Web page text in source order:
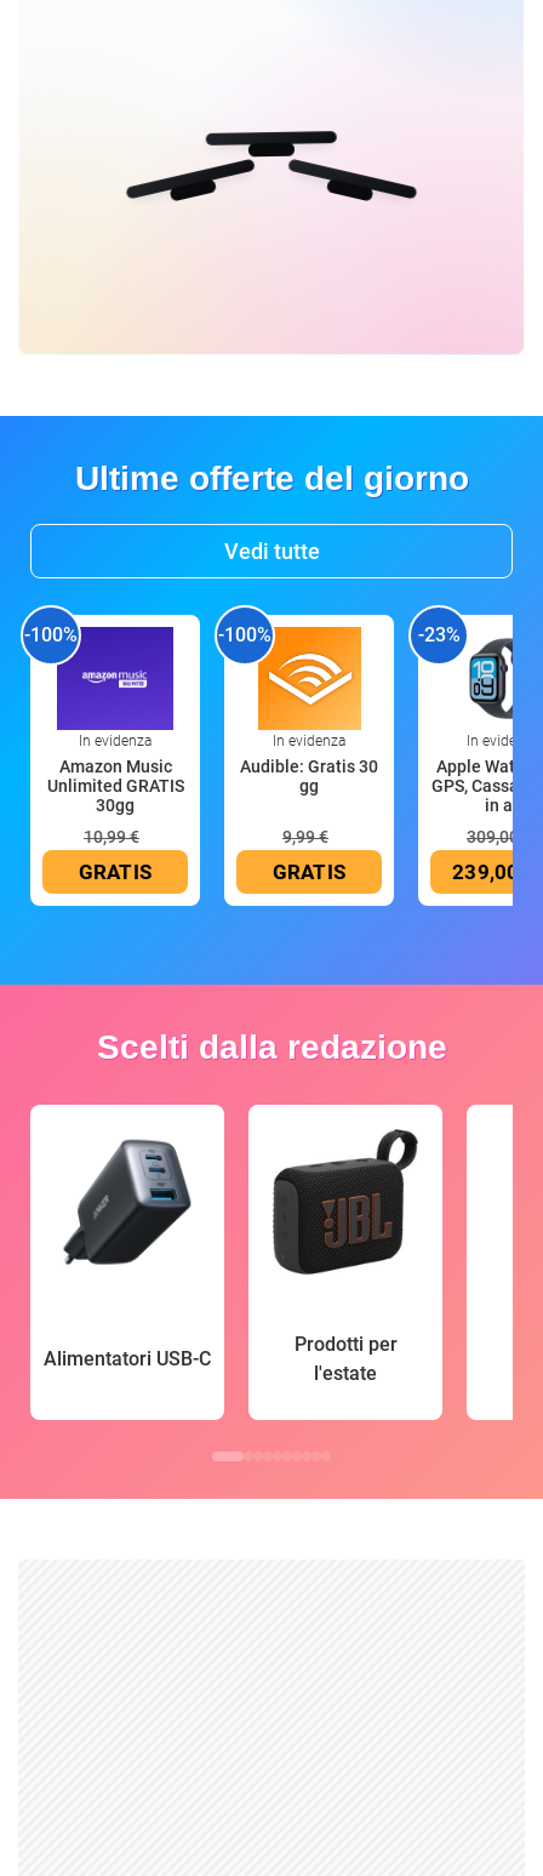
Ultime offerte del giorno
Vedi tutte
-100%
In evidenza
Amazon Music
Unlimited GRATIS
30gg
10,99 €
GRATIS
-100%
In evidenza
Audible: Gratis 30
gg
9,99 €
GRATIS
-23%
In evidenza
Apple Watch
GPS, Cassa
in all
309,00 €
239,00 €
Scelti dalla redazione
Alimentatori USB-C
Prodotti per
l'estate